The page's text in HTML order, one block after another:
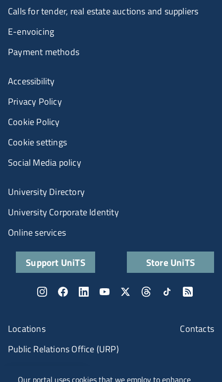
ANVUR Class A
Locations
Contacts
Public Relations Office (URP)
Calls for tender, real estate auctions and suppliers
E-envoicing
Payment methods
Accessibility
Privacy Policy
Cookie Policy
Cookie settings
Social Media policy
University Directory
University Corporate Identity
Online services
Support UniTS Store UniTS